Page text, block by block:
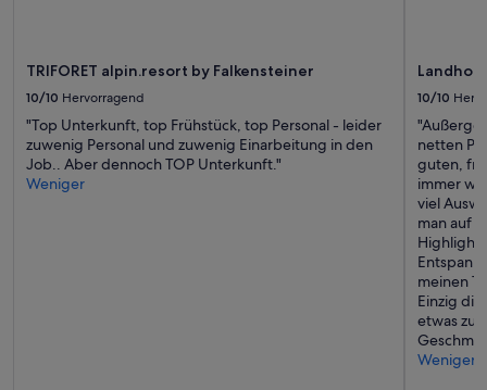
TRIFORET alpin.resort by Falkensteiner
10/10 Hervorragend
"Top Unterkunft, top Frühstück, top Personal - leider
zuwenig Personal und zuwenig Einarbeitung in den
Job.. Aber dennoch TOP Unterkunft."
Weniger
10/10
netten
guten,
immer
viel
man auf
Highlight!
meinen
Einzig
etwas zu
Weniger